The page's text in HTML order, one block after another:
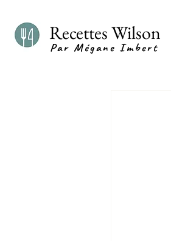
Recettes Wilson
Par Mégane Imbert